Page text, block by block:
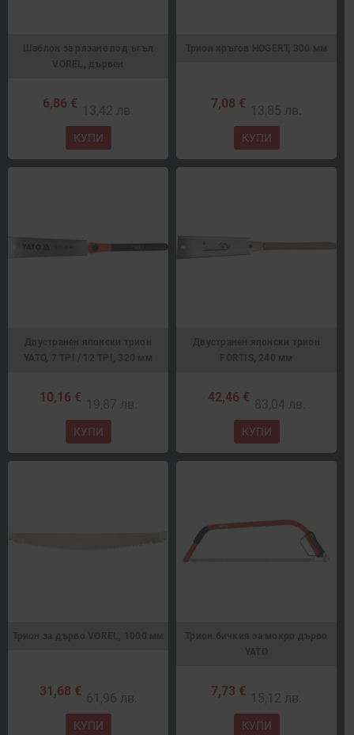
6,86 € 13,42 лв.
КУПИ
7,08 € 13,85 лв.
КУПИ
10,16 € 19,87 лв.
КУПИ
42,46 € 83,04 лв.
КУПИ
31,68 € 61,96 лв.
КУПИ
7,73 € 15,12 лв.
КУПИ